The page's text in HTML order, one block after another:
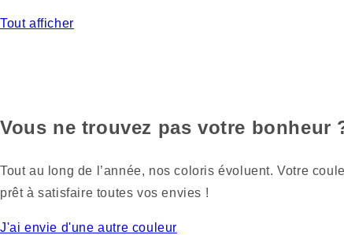
Tout afficher
Vous ne trouvez pas votre bonheur
Tout au long de l’année, nos coloris évoluent. Votre
prêt à satisfaire toutes vos envies !
J'ai envie d'une autre couleur